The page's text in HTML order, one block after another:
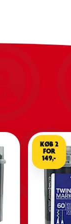
KØB 2
FOR
149,-